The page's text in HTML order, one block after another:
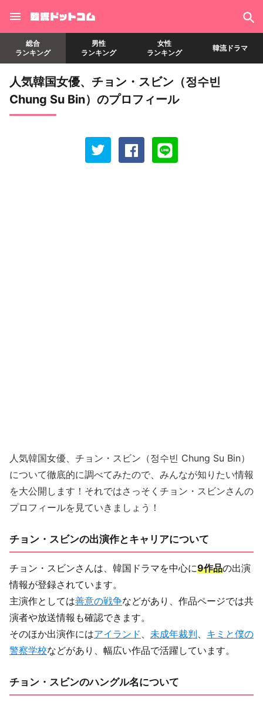
総合
ランキング
男性
ランキング
女性
ランキング
韓流ドラマ
人気韓国女優、チョン・スビン（정수빈
Chung Su Bin）のプロフィール
人気韓国女優、チョン・スビン（정수빈 Chung Su Bin）
について徹底的に調べてみたので、みんなが知りたい情報
を大公開します！それではさっそくチョン・スビンさんの
プロフィールを見ていきましょう！
チョン・スビンの出演作とキャリアについて
チョン・スビンさんは、韓国ドラマを中心に9作品の出演
情報が登録されています。
主演作としては善意の戦争などがあり、作品ページでは共
演者や放送情報も確認できます。
そのほか出演作にはアイランド 、 未成年裁判、 キミと僕の
警察学校などがあり、幅広い作品で活躍しています。
チョン・スビンのハングル名について